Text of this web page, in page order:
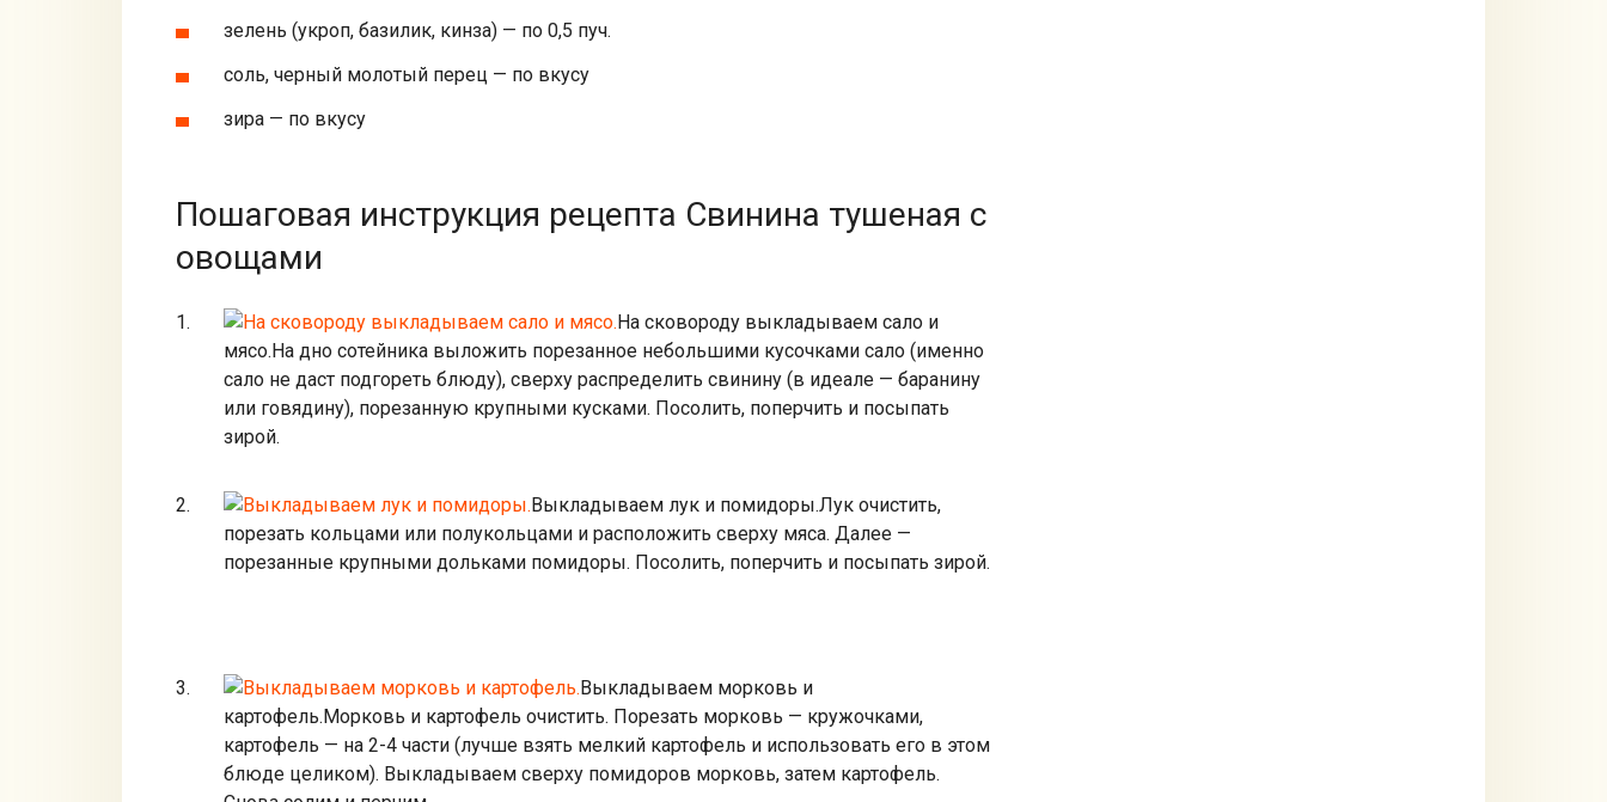
зелень (укроп, базилик, кинза) — по 0,5 пуч.
соль, черный молотый перец — по вкусу
зира — по вкусу
Пошаговая инструкция рецепта Свинина тушеная с
овощами
На сковороду выкладываем сало и
мясо. На дно сотейника выложить порезанное небольшими кусочками сало (именно
сало не даст подгореть блюду), сверху распределить свинину (в идеале — баранину
или говядину), порезанную крупными кусками. Посолить, поперчить и посыпать
зирой.
Выкладываем лук и помидоры.Лук очистить,
порезать кольцами или полукольцами и расположить сверху мяса. Далее —
порезанные крупными дольками помидоры. Посолить, поперчить и посыпать зирой.
Выкладываем морковь и
картофель.Морковь и картофель очистить. Порезать морковь — кружочками,
картофель — на 2-4 части (лучше взять мелкий картофель и использовать его в этом
блюде целиком). Выкладываем сверху помидоров морковь, затем картофель.